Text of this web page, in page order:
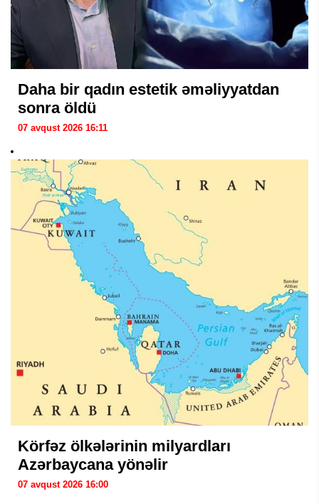
Daha bir qadın estetik əməliyyatdan
sonra öldü
07 avqust 2026 16:11
Körfəz ölkələrinin milyardları
Azərbaycana yönəlir
07 avqust 2026 16:00